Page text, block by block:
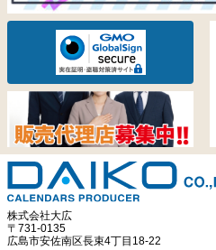
株式会社大広
〒731-0135
広島市安佐南区長束4丁目18-22